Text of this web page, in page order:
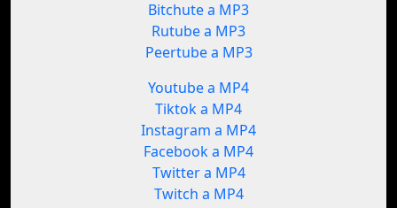
Bitchute a MP3
Rutube a MP3
Peertube a MP3
Youtube a MP4
Tiktok a MP4
Instagram a MP4
Facebook a MP4
Twitter a MP4
Twitch a MP4